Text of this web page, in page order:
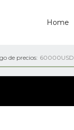
Home
de precios: 60000USD